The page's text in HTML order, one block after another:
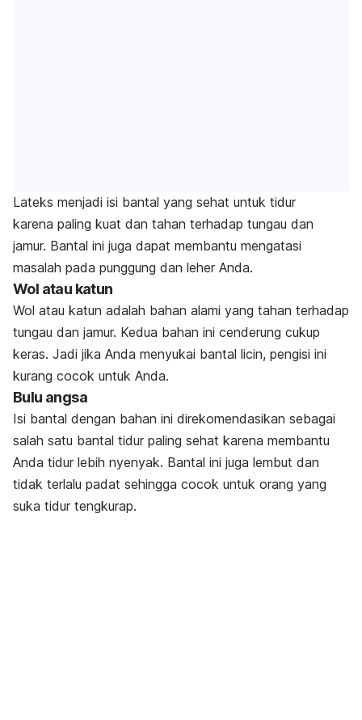
Lateks menjadi isi bantal yang sehat untuk tidur
karena paling kuat dan tahan terhadap tungau dan
jamur. Bantal ini juga dapat membantu mengatasi
masalah pada punggung dan leher Anda.
Wol atau katun
Wol atau katun adalah bahan alami yang tahan terhadap
tungau dan jamur. Kedua bahan ini cenderung cukup
keras. Jadi jika Anda menyukai bantal licin, pengisi ini
kurang cocok untuk Anda.
Bulu angsa
Isi bantal dengan bahan ini direkomendasikan sebagai
salah satu bantal tidur paling sehat karena membantu
Anda tidur lebih nyenyak. Bantal ini juga lembut dan
tidak terlalu padat sehingga cocok untuk orang yang
suka tidur tengkurap.